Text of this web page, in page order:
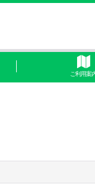
ご利用案